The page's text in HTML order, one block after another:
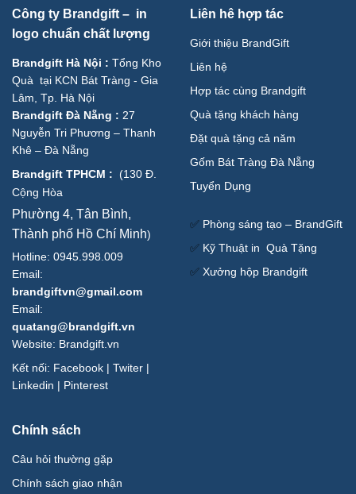
Công ty Brandgift – in
logo chuẩn chất lượng
Brandgift Hà Nội : Tổng Kho
Quà tại KCN Bát Tràng - Gia
Lâm, Tp. Hà Nội
Brandgift Đà Nẵng : 27
Nguyễn Tri Phương – Thanh
Khê – Đà Nẵng
Brandgift TPHCM : (130 Đ.
Cộng Hòa
Phường 4, Tân Bình,
Thành phố Hồ Chí Minh)
Hotline: 0945.998.009
Email:
brandgiftvn@gmail.com
Email:
quatang@brandgift.vn
Website: Brandgift.vn
Kết nối: Facebook | Twiter |
Linkedin | Pinterest
Liên hê hợp tác
Giới thiệu BrandGift
Liên hệ
Hợp tác cùng Brandgift
Quà tặng khách hàng
Đặt quà tặng cả năm
Gốm Bát Tràng Đà Nẵng
Tuyển Dụng
✅ Phòng sáng tạo – BrandGift
✅ Kỹ Thuật in Quà Tặng
✅ Xưởng hộp Brandgift
Chính sách
Câu hỏi thường gặp
Chính sách giao nhận